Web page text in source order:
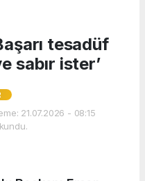
tesadüf
sabır ister’
21.07.2026 - 08:15